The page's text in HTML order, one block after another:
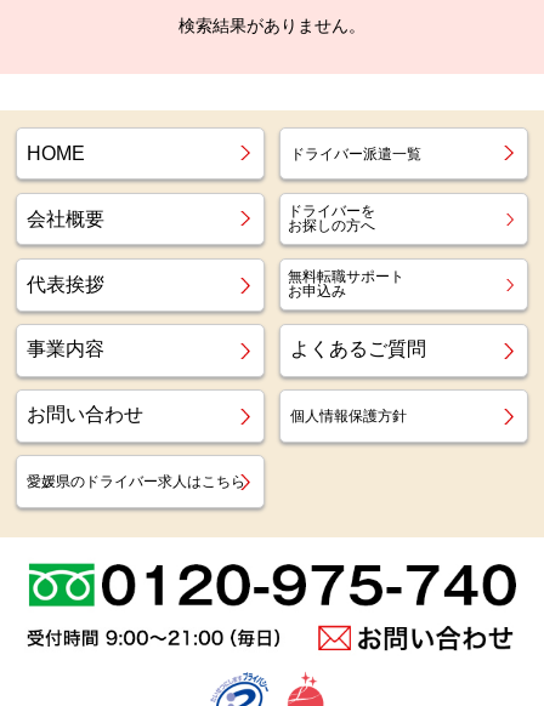
検索結果がありません。
HOME ドライバー派遣一覧
会社概要
ドライバーを
お探しの方へ
代表挨拶
無料転職サポート
お申込み
事業内容 よくあるご質問
お問い合わせ 個人情報保護方針
愛媛県のドライバー求人はこちら